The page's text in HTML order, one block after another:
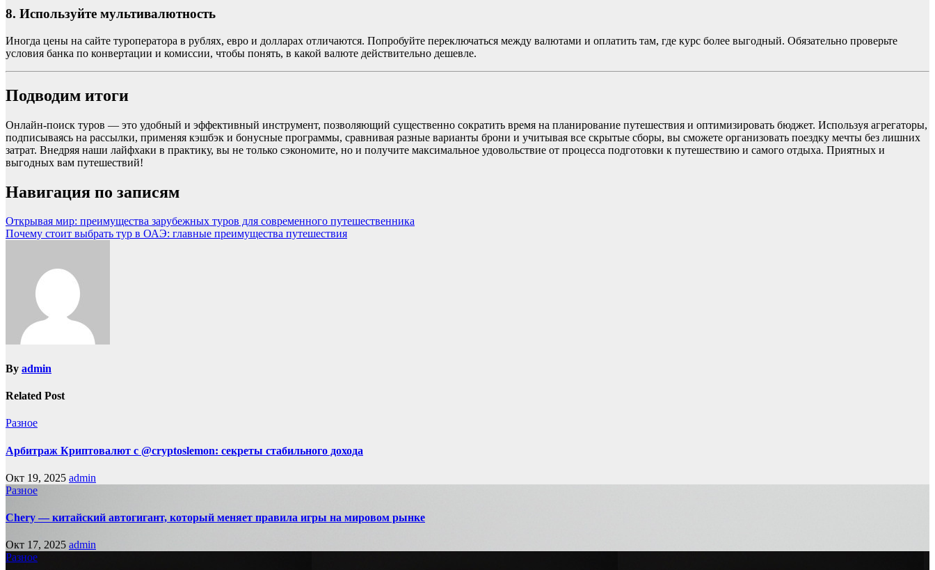
8. Используйте мультивалютность
Иногда цены на сайте туроператора в рублях, евро и долларах отличаются. Попробуйте переключаться между валютами и оплатить там, где курс более выгодный. Обязательно проверьте
условия банка по конвертации и комиссии, чтобы понять, в какой валюте действительно дешевле.
Подводим итоги
Онлайн-поиск туров — это удобный и эффективный инструмент, позволяющий существенно сократить время на планирование путешествия и оптимизировать бюджет. Используя агрегаторы,
подписываясь на рассылки, применяя кэшбэк и бонусные программы, сравнивая разные варианты брони и учитывая все скрытые сборы, вы сможете организовать поездку мечты без лишних
затрат. Внедряя наши лайфхаки в практику, вы не только сэкономите, но и получите максимальное удовольствие от процесса подготовки к путешествию и самого отдыха. Приятных и
выгодных вам путешествий!
Навигация по записям
Открывая мир: преимущества зарубежных туров для современного путешественника
Почему стоит выбрать тур в ОАЭ: главные преимущества путешествия
By admin
Related Post
Разное
Арбитраж Криптовалют с @cryptoslemon: секреты стабильного дохода
Окт 19, 2025 admin
Разное
Chery — китайский автогигант, который меняет правила игры на мировом рынке
Окт 17, 2025 admin
Разное